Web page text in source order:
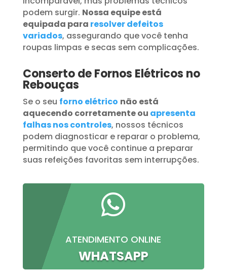
podem surgir. Nossa equipe está
equipada para resolver defeitos
variados, assegurando que você tenha
roupas limpas e secas sem complicações.
Conserto de Fornos Elétricos no
Rebouças
Se o seu forno elétrico não está
aquecendo corretamente ou apresenta
falhas nos controles, nossos técnicos
podem diagnosticar e reparar o problema,
permitindo que você continue a preparar
suas refeições favoritas sem interrupções.

ATENDIMENTO ONLINE
WHATSAPP